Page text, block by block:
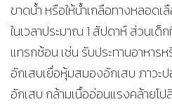
ขาดน้ำ หรือให้น้ำเกลือทางหลอดเ
ในเวลาประมาณ 1 สัปดาห์ ส่วนเด็
แทรกซ้อน เช่น รับประทานอาหาร
อักเสบเยื่อหุ้มสมองอักเสบ ภาวะ
อักเสบ กล้ามเนื้ออ่อนแรงคล้ายโป